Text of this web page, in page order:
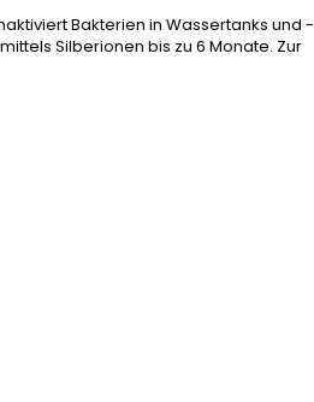
Bakterien in Wassertanks und -
Silberionen bis zu 6 Monate. Zur